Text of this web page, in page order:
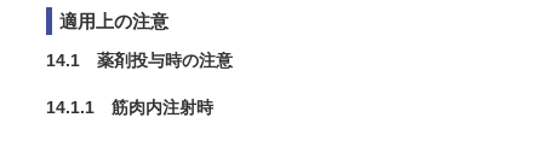
適用上の注意
14.1 薬剤投与時の注意
14.1.1 筋肉内注射時